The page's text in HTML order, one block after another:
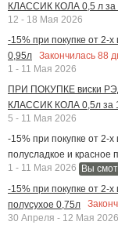
КЛАССИК КОЛА 0,5 л за
12 - 18 Мая 2026
-15% при покупке от
0,95л
Закончилась 88
1 - 11 Мая 2026
ПРИ ПОКУПКЕ виски
КЛАССИК КОЛА 0,5л за
5 - 11 Мая 2026
-15% при покупке от
полусладкое и красное
1 - 11 Мая 2026 Вы
-15% при покупке от 2-
полусухое 0,75л
30 Апреля - 12 Мая 2026